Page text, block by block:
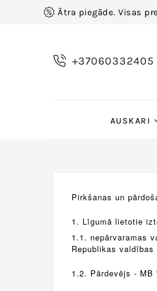
Ātra piegāde. Visas
+37060332405
AUSKARI
Pirkšanas un
1. Līgumā lietotie
1.1. nepārvaramas
Republikas
1.2. Pārdevējs -